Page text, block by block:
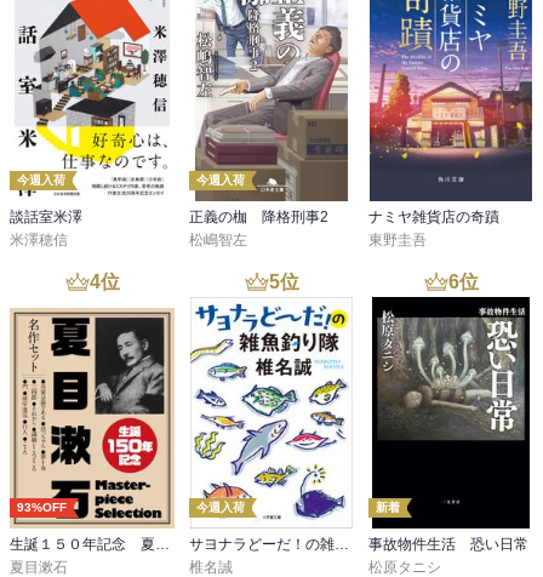
今週入荷
談話室米澤
米澤穂信
今週入荷
正義の枷 降格刑事2
松嶋智左
ナミヤ雑貨店の奇蹟
東野圭吾
4位
93%OFF
夏目漱石
5位
今週入荷
椎名誠
6位
新着
事故物件生活 恐い日常
松原タニシ